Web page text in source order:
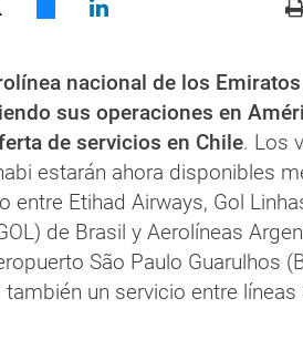
nacional de los
sus operaciones en
de servicios en Chile. Los
estarán ahora disponibles
entre Etihad Airways, Gol
de Brasil y Aerolíneas
São Paulo Guarulhos
un servicio entre líneas